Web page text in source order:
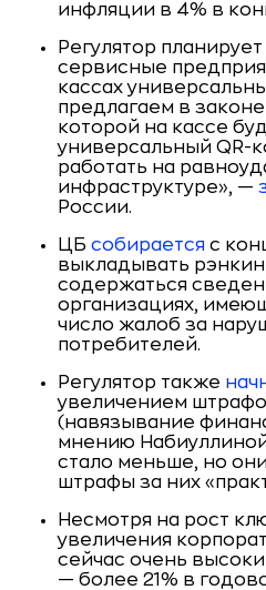
инфляции в 4% в
Регулятор
сервисные
кассах
предлагаем в
которой на кассе
универсальный QR-
работать на
инфраструктуре», —
России.
ЦБ собирается с
выкладывать
содержаться
организациях,
число жалоб за
потребителей.
Регулятор также
увеличением
(навязывание
мнению
стало меньше, но
штрафы за них
Несмотря на рост
увеличения
сейчас очень
— более 21% в